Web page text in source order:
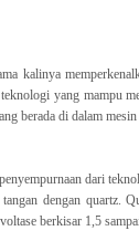
kalinya
yang mampu
berada di dalam
dari
dengan quartz.
berkisar 1,5